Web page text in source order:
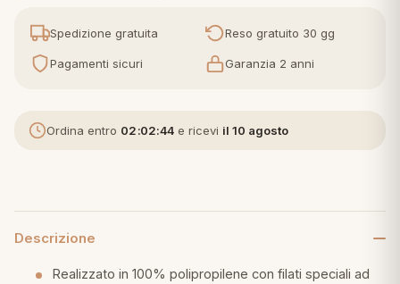
letto
Spedizione gratuita Reso gratuito 30 gg
Pagamenti sicuri Garanzia 2 anni
Ordina entro 02:02:43 e riceviil 10 agosto
Descrizione
Realizzato in 100% polipropilene con filati speciali ad